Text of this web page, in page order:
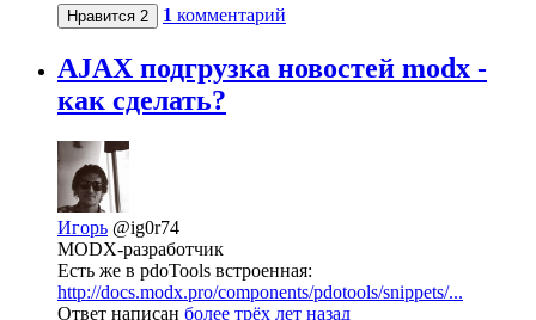
Нравится 2 1 комментарий
AJAX подгрузка новостей modx -
как сделать?
Игорь @ig0r74
MODX-разработчик
Есть же в pdoTools встроенная:
http://docs.modx.pro/components/pdotools/snippets/...
Ответ написан более трёх лет назад